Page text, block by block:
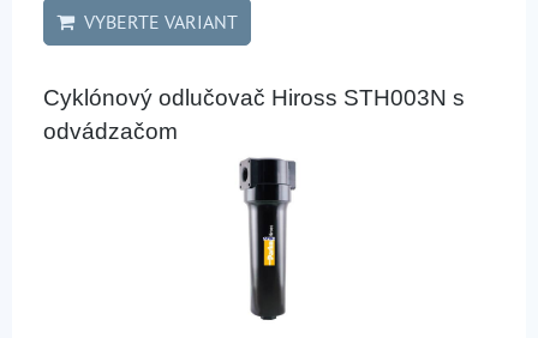
VYBERTE VARIANT
Cyklónový odlučovač Hiross STH003N s
odvádzačom